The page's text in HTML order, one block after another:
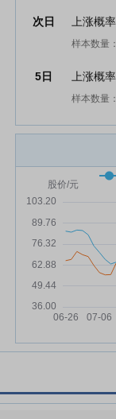
次日 上涨概
样本数量
5日 上涨概
样本数量